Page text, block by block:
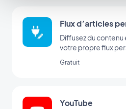
Flux d’articles
Diffusez du
votre propre flux
Gratuit
YouTube